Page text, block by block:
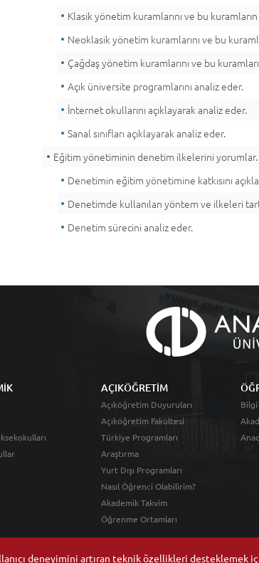
Klasik yönetim kuramlarını ve bu
Neoklasik yönetim kuramlarını ve bu
Çağdaş yönetim kuramlarını ve bu
Açık üniversite programlarını analiz eder.
İnternet okullarını açıklayarak analiz eder.
Sanal sınıfları açıklayarak analiz eder.
Eğitim yönetiminin denetim ilkelerini yorumlar.
Denetimin eğitim yönetimine katkısını
Denetimde kullanılan yöntem ve ilkeleri
Denetim sürecini analiz eder.
deneyimini artıran teknik özellikleri desteklemek
AÇIKÖĞRETİM
Açıköğretim Duyuruları
Açıköğretim Fakültesi
Türkiye Programları
Araştırma
Yurt Dışı Programları
Nasıl Öğrenci Olabilirim?
Akademik Takvim
Öğrenme Ortamları